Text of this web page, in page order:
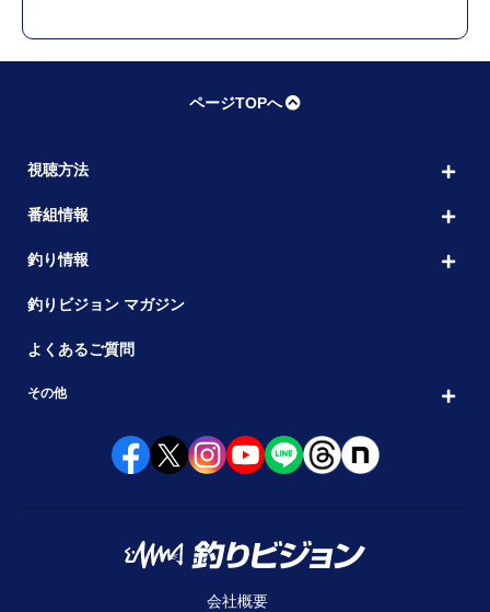
ページTOPへ
視聴方法
番組情報
釣り情報
釣りビジョン マガジン
よくあるご質問
その他
会社概要